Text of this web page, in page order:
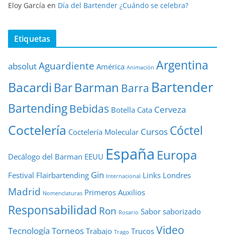
Eloy García en Día del Bartender ¿Cuándo se celebra?
Etiquetas
absolutAguardiente América Animación Argentina
Bacardi BarBarman Barra Bartender
Bartending Bebidas Botella Cata Cerveza
Coctelería Coctelería Molecular Cursos Cóctel
Decálogo del Barman EEUU España Europa
Festival Flairbartending Gin Internacional Links Londres
Madrid Nomenclaturas Primeros Auxilios
Responsabilidad Ron Rosario Sabor saborizado
Tecnología Torneos Trabajo Trago Trucos Video